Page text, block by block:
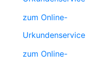
zum Online-
Urkundenservice
zum Online-